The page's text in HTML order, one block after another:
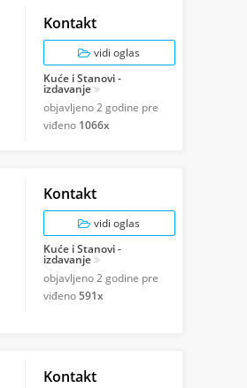
Kontakt
vidi oglas
Kuće i Stanovi -
izdavanje
objavljeno2 godine pre
viđeno 1066x
Kontakt
vidi oglas
Kuće i Stanovi -
izdavanje
objavljeno2 godine pre
viđeno591x
Kontakt